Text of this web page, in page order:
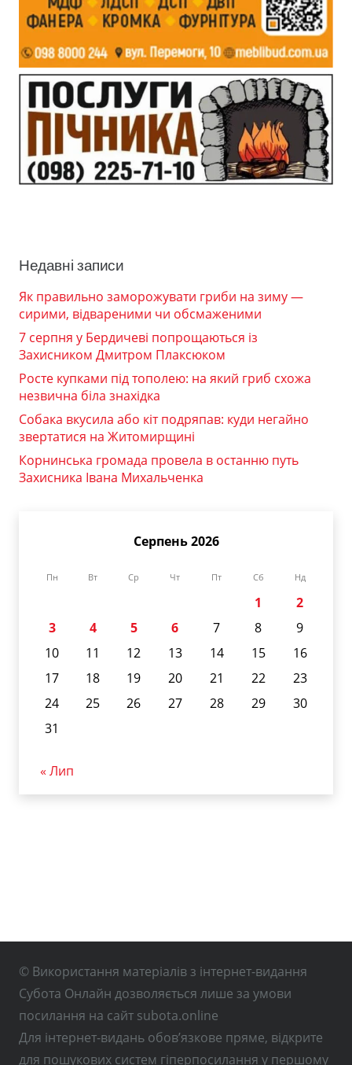
Недавні записи
Як правильно заморожувати гриби на зиму —
сирими, відвареними чи обсмаженими
7 серпня у Бердичеві попрощаються із
Захисником Дмитром Плаксюком
Росте купками під тополею: на який гриб схожа
незвична біла знахідка
Собака вкусила або кіт подряпав: куди негайно
звертатися на Житомирщині
Корнинська громада провела в останню путь
Захисника Івана Михальченка
Серпень 2026
Пн Вт Ср Чт Пт Сб Нд
1
2
3
4 5 6 7 8
9
10
11 12 13 14 15
16
17
18 19 20 21 22
23
24
25 26 27 28 29
30
31
« Лип
© Використання матеріалів з інтернет-видання
Субота Онлайн дозволяється лише за умови
посилання на сайт subota.online
Для інтернет-видань обов’язкове пряме, відкрите
для пошукових систем гіперпосилання у першому